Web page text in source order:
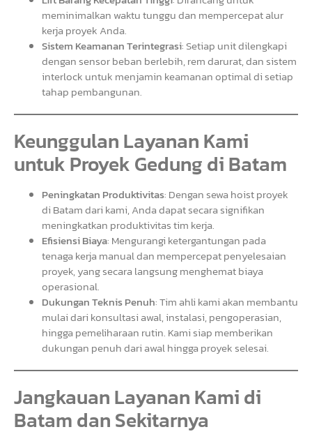
meminimalkan waktu tunggu dan mempercepat alur
kerja proyek Anda.
Sistem Keamanan Terintegrasi: Setiap unit dilengkapi
dengan sensor beban berlebih, rem darurat, dan sistem
interlock untuk menjamin keamanan optimal di setiap
tahap pembangunan.
Keunggulan Layanan Kami
untuk Proyek Gedung di Batam
Peningkatan Produktivitas: Dengan sewa hoist proyek
di Batam dari kami, Anda dapat secara signifikan
meningkatkan produktivitas tim kerja.
Efisiensi Biaya: Mengurangi ketergantungan pada
tenaga kerja manual dan mempercepat penyelesaian
proyek, yang secara langsung menghemat biaya
operasional.
Dukungan Teknis Penuh: Tim ahli kami akan membantu
mulai dari konsultasi awal, instalasi, pengoperasian,
hingga pemeliharaan rutin. Kami siap memberikan
dukungan penuh dari awal hingga proyek selesai.
Jangkauan Layanan Kami di
Batam dan Sekitarnya